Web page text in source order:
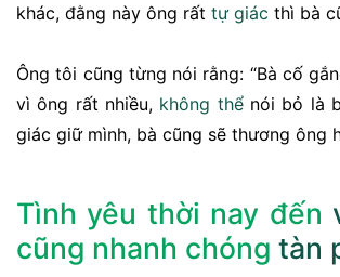
khác, đằng này ông rất tự giác thì bà
Ông tôi cũng từng nói rằng: “Bà cố
vì ông rất nhiều, không thểnói bỏ là
giác giữ mình, bà cũng sẽ thương ông
Tình yêu thời nay đến
cũng nhanh chóng tàn